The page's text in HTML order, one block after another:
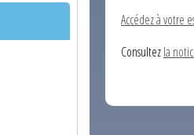
Accédez à votre
Consultezla